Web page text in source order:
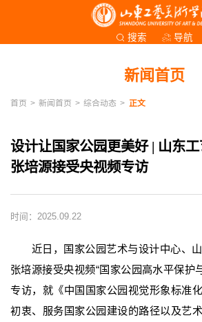
搜索 导航
新闻首页
首页 > 新闻首页 > 综合动态 > 正文
设计让国家公园更美好 | 山东
张培源接受央视频专访
时间：2025.09.22
近日，国家公园艺术与设计中心、
张培源接受央视频“国家公园高水平保护
专访，就《中国国家公园视觉形象标准
初衷、服务国家公园建设的路径以及艺